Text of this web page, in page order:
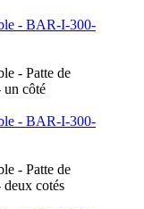
- BAR-I-300-
- Patte de
côté
- BAR-I-300-
- Patte de
cotés